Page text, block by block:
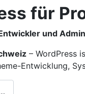
für
und
– WordPress
Entwicklung,